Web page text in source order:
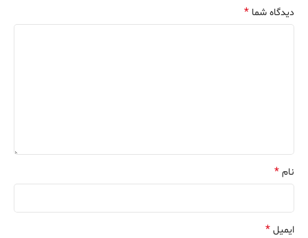
دیدگاه شما *
نام *
ایمیل *